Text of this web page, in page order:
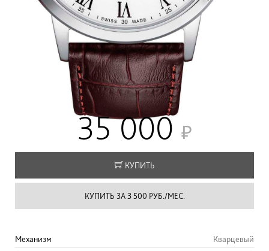
35 000
КУПИТЬ
КУПИТЬ ЗА 3 500 РУБ./МЕС.
Механизм
Кварцевый